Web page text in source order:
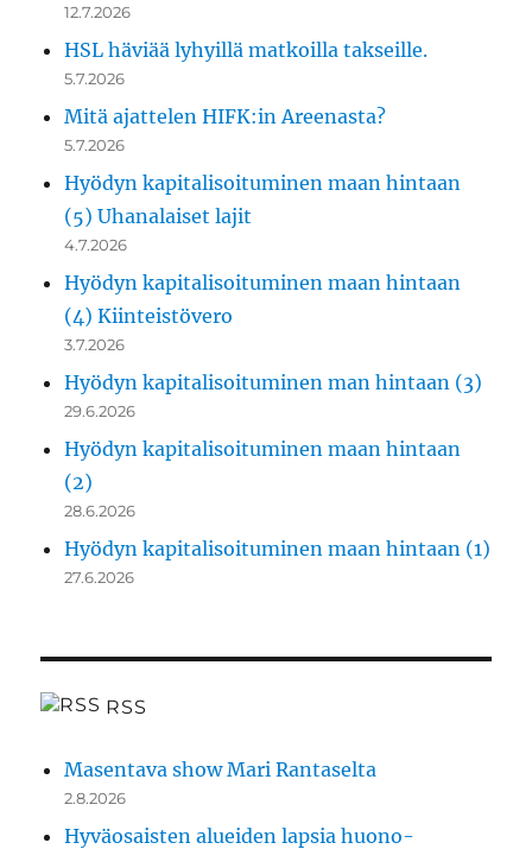
12.7.2026
HSL häviää lyhyillä matkoilla takseille.
5.7.2026
Mitä ajattelen HIFK:in Areenasta?
5.7.2026
Hyödyn kapitalisoituminen maan hintaan
(5) Uhanalaiset lajit
4.7.2026
Hyödyn kapitalisoituminen maan hintaan
(4) Kiinteistövero
3.7.2026
Hyödyn kapitalisoituminen man hintaan (3)
29.6.2026
Hyödyn kapitalisoituminen maan hintaan
(2)
28.6.2026
Hyödyn kapitalisoituminen maan hintaan (1)
27.6.2026
RSS
Masentava show Mari Rantaselta
2.8.2026
Hyväosaisten alueiden lapsia huono-